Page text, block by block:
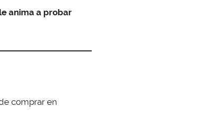
le anima a probar
comprar en